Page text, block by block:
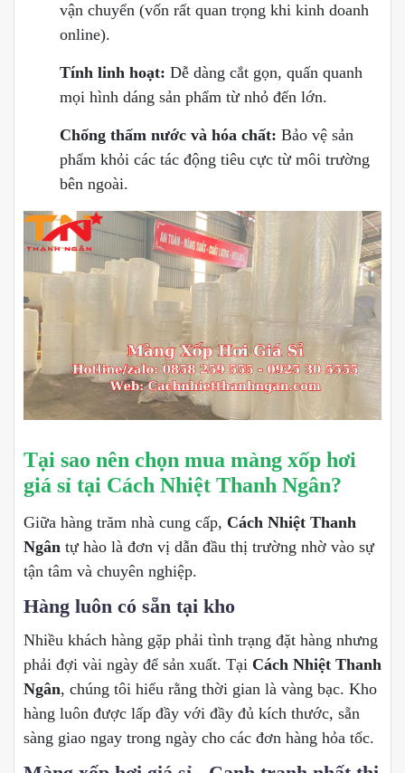
vận chuyển (vốn rất quan trọng khi kinh doanh
online).
Tính linh hoạt: Dễ dàng cắt gọn, quấn quanh
mọi hình dáng sản phẩm từ nhỏ đến lớn.
Chống thấm nước và hóa chất: Bảo vệ sản
phẩm khỏi các tác động tiêu cực từ môi trường
bên ngoài.
Tại sao nên chọn mua màng xốp hơi
giá sỉ tại Cách Nhiệt Thanh Ngân?
Giữa hàng trăm nhà cung cấp, Cách Nhiệt Thanh
Ngân tự hào là đơn vị dẫn đầu thị trường nhờ vào sự
tận tâm và chuyên nghiệp.
Hàng luôn có sẵn tại kho
Nhiều khách hàng gặp phải tình trạng đặt hàng nhưng
phải đợi vài ngày để sản xuất. Tại Cách Nhiệt Thanh
Ngân, chúng tôi hiểu rằng thời gian là vàng bạc. Kho
hàng luôn được lấp đầy với đầy đủ kích thước, sẵn
sàng giao ngay trong ngày cho các đơn hàng hỏa tốc.